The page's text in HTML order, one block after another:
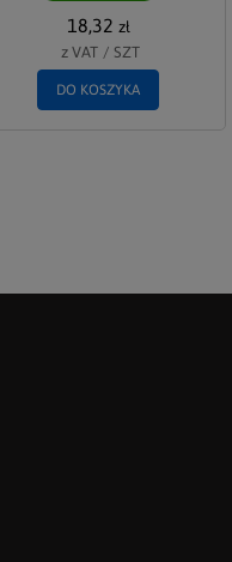
18,32 zł
z VAT / SZT
DO KOSZYKA